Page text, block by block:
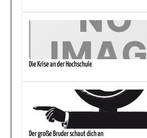
Die Krise an der Hochschule
Der große Bruder schaut dich an